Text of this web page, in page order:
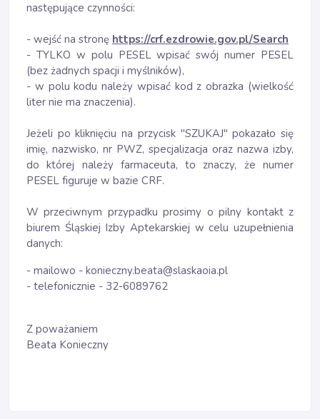
następujące czynności:
- wejść na stronę https://crf.ezdrowie.gov.pl/Search
- TYLKO w polu PESEL wpisać swój numer PESEL
(bez żadnych spacji i myślników),
- w polu kodu należy wpisać kod z obrazka (wielkość
liter nie ma znaczenia).
Jeżeli po kliknięciu na przycisk "SZUKAJ" pokazało się
imię, nazwisko, nr PWZ, specjalizacja oraz nazwa izby,
do której należy farmaceuta, to znaczy, że numer
PESEL figuruje w bazie CRF.
W przeciwnym przypadku prosimy o pilny kontakt z
biurem Śląskiej Izby Aptekarskiej w celu uzupełnienia
danych:
- mailowo - konieczny.beata@slaskaoia.pl
- telefonicznie - 32-6089762
Z poważaniem
Beata Konieczny